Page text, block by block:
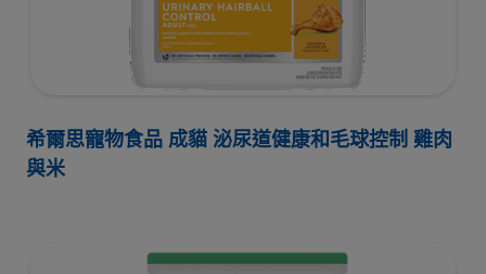
希爾思寵物食品 成貓 泌尿道健康和毛球控制 雞肉
與米